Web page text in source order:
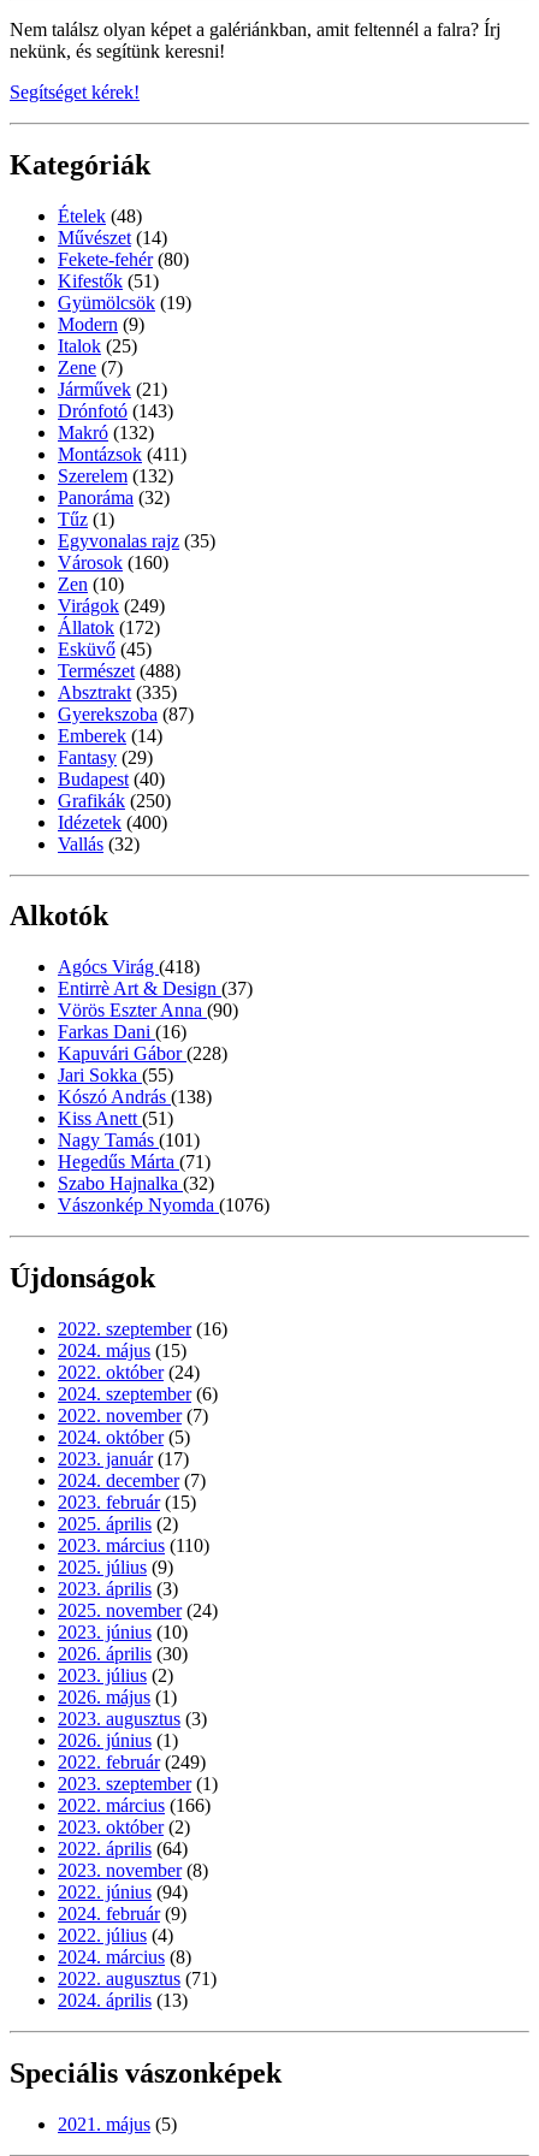
Nem találsz olyan képet a galériánkban, amit feltennél a falra? Írj
nekünk, és segítünk keresni!
Segítséget kérek!
Kategóriák
Ételek (48)
Művészet (14)
Fekete-fehér (80)
Kifestők (51)
Gyümölcsök (19)
Modern (9)
Italok (25)
Zene (7)
Járművek (21)
Drónfotó (143)
Makró (132)
Montázsok (411)
Szerelem (132)
Panoráma (32)
Tűz (1)
Egyvonalas rajz (35)
Városok (160)
Zen (10)
Virágok (249)
Állatok (172)
Esküvő (45)
Természet (488)
Absztrakt (335)
Gyerekszoba (87)
Emberek (14)
Fantasy (29)
Budapest (40)
Grafikák (250)
Idézetek (400)
Vallás (32)
Alkotók
Agócs Virág (418)
Entirrè Art & Design (37)
Vörös Eszter Anna (90)
Farkas Dani (16)
Kapuvári Gábor(228)
Jari Sokka (55)
Kószó András (138)
Kiss Anett (51)
Nagy Tamás (101)
Hegedűs Márta (71)
Szabo Hajnalka (32)
Vászonkép Nyomda (1076)
Újdonságok
2022. szeptember (16)
2024. május (15)
2022. október (24)
2024. szeptember (6)
2022. november (7)
2024. október (5)
2023. január (17)
2024. december (7)
2023. február (15)
2025. április (2)
2023. március (110)
2025. július (9)
2023. április (3)
2025. november (24)
2023. június (10)
2026. április (30)
2023. július (2)
2026. május (1)
2023. augusztus (3)
2026. június (1)
2022. február (249)
2023. szeptember (1)
2022. március (166)
2023. október (2)
2022. április (64)
2023. november (8)
2022. június (94)
2024. február (9)
2022. július (4)
2024. március (8)
2022. augusztus (71)
2024. április (13)
Speciális vászonképek
2021. május (5)